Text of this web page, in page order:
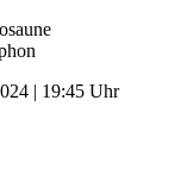
| 19:45 Uhr